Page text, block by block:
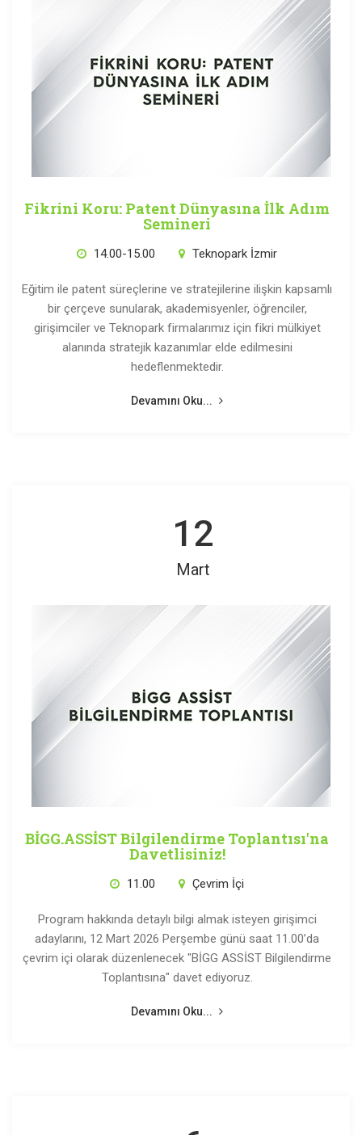
Fikrini Koru: Patent Dünyasına İlk Adım
Semineri
14.00-15.00 Teknopark İzmir
Eğitim ile patent süreçlerine ve stratejilerine ilişkin kapsamlı
bir çerçeve sunularak, akademisyenler, öğrenciler,
girişimciler ve Teknopark firmalarımız için fikri mülkiyet
alanında stratejik kazanımlar elde edilmesini
hedeflenmektedir.
Devamını Oku...
12
Mart
BİGG.ASSİST Bilgilendirme Toplantısı'na
Davetlisiniz!
11.00 Çevrim İçi
Program hakkında detaylı bilgi almak isteyen girişimci
adaylarını, 12 Mart 2026 Perşembe günü saat 11.00’da
çevrim içi olarak düzenlenecek "BİGG ASSİST Bilgilendirme
Toplantısına" davet ediyoruz.
Devamını Oku...